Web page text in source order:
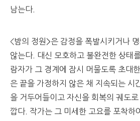
남는다.
<밤의 정원>은 감정을 폭발시키거나
않는다. 대신 모호하고 불완전한 상태
람자가 그 경계에 잠시 머물도록 초대
은 끝을 가정하지 않은 채 지속되는 시
을 거두어들이고 자신을 회복의 궤도
깝다. 작가는 그 미세한 고요를 포착하